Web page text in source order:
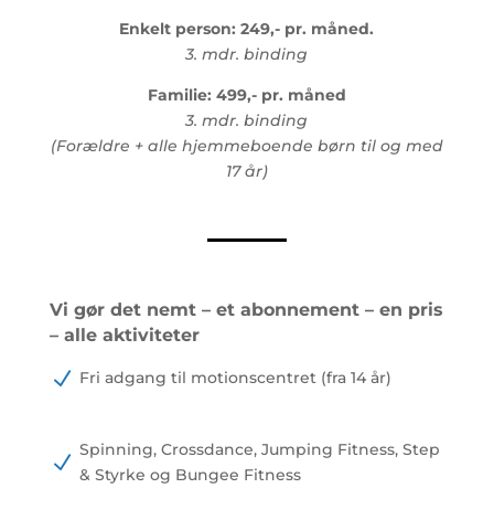
Enkelt person: 249,- pr. måned.
3. mdr. binding
Familie: 499,- pr. måned
3. mdr. binding
(Forældre + alle hjemmeboende børn til og med
17 år)
Vi gør det nemt – et abonnement – en pris
– alle aktiviteter
N Fri adgang til motionscentret (fra 14 år)
N
Spinning, Crossdance, Jumping Fitness, Step
& Styrke og Bungee Fitness